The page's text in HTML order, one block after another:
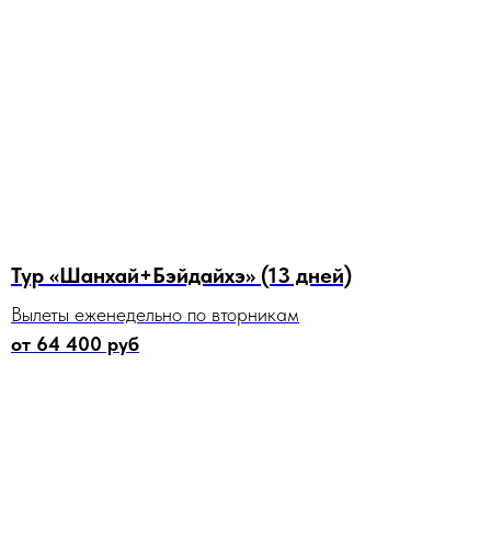
Тур «Шанхай+Бэйдайхэ» (13 дней)
Вылеты еженедельно по вторникам
от 64 400 руб